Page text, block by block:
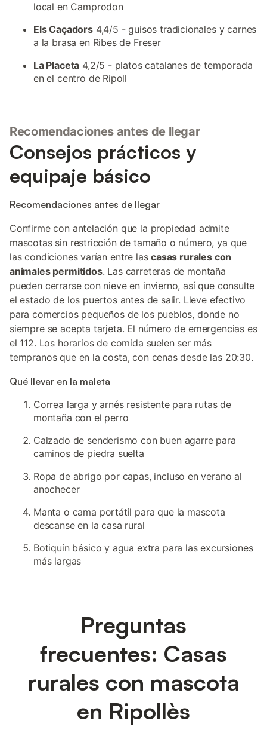
local en Camprodon
Els Caçadors4,4/5 - guisos tradicionales y carnes
a la brasa en Ribes de Freser
La Placeta 4,2/5 - platos catalanes de temporada
en el centro de Ripoll
Recomendaciones antes de llegar
Consejos prácticos y
equipaje básico
Recomendaciones antes de llegar
Confirme con antelación que la propiedad admite
mascotas sin restricción de tamaño o número, ya que
las condiciones varían entre lascasas rurales con
animales permitidos. Las carreteras de montaña
pueden cerrarse con nieve en invierno, así que consulte
el estado de los puertos antes de salir. Lleve efectivo
para comercios pequeños de los pueblos, donde no
siempre se acepta tarjeta. El número de emergencias es
el 112. Los horarios de comida suelen ser más
tempranos que en la costa, con cenas desde las 20:30.
Qué llevar en la maleta
Correa larga y arnés resistente para rutas de
montaña con el perro
Calzado de senderismo con buen agarre para
caminos de piedra suelta
Ropa de abrigo por capas, incluso en verano al
anochecer
Manta o cama portátil para que la mascota
descanse en la casa rural
Botiquín básico y agua extra para las excursiones
más largas
Preguntas
frecuentes: Casas
rurales con mascota
en Ripollès